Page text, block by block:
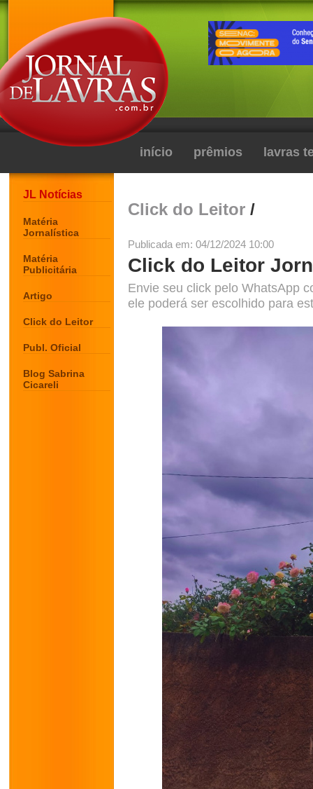
início prêmios lavras
JL Notícias
Matéria
Jornalística
Matéria
Publicitária
Artigo
Click do Leitor
Publ. Oficial
Blog Sabrina
Cicareli
Click do Leitor /
Publicada em: 04/12/2024 10:00
Click do Leitor
Envie seu click pelo WhatsApp
ele poderá ser escolhido para